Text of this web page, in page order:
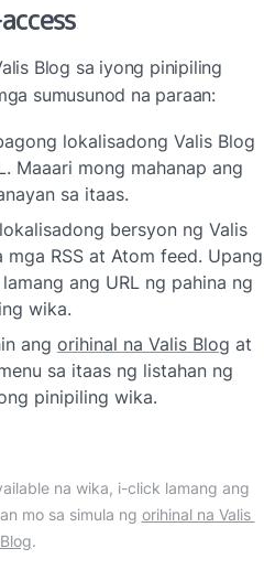
Blog sa iyong pinipiling
sumusunod na paraan:
lokalisadong Valis Blog
Maaari mong mahanap ang
sa itaas.
bersyon ng Valis
RSS at Atom feed. Upang
ang URL ng pahina ng
wika.
ang orihinal na Valis Blog at
sa itaas ng listahan ng
pinipiling wika.
na wika, i-click lamang ang
mo sa simula ng orihinal na Valis
Blog.